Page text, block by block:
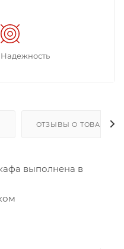
Надежность
ОТЗЫВЫ О ТОВАРЕ
выполнена в